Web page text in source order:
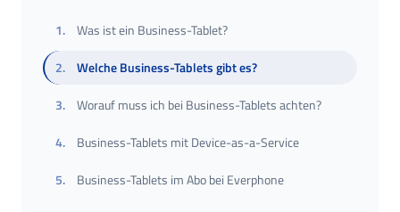
1.
Was ist ein Business-Tablet?
2.
Welche Business-Tablets gibt es?
3.
Worauf muss ich bei Business-Tablets achten?
4.
Business-Tablets mit Device-as-a-Service
5.
Business-Tablets im Abo bei Everphone